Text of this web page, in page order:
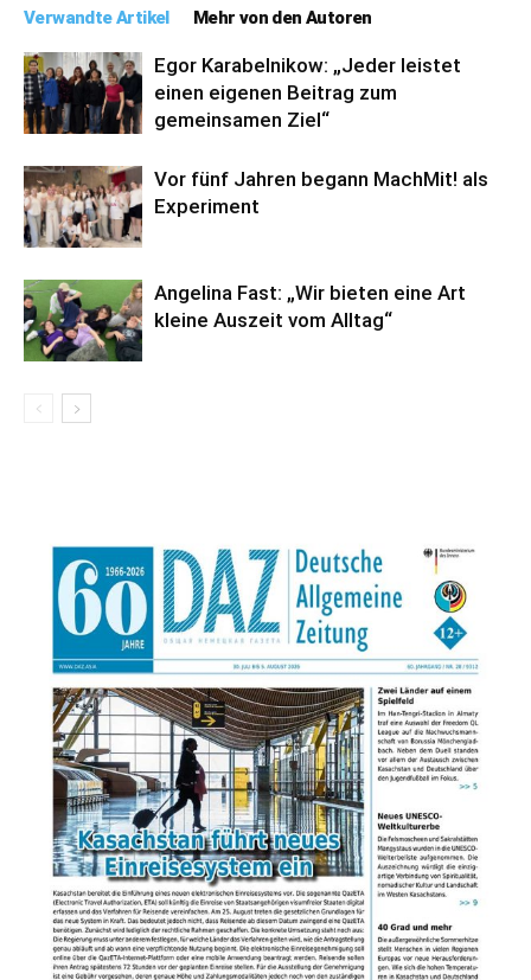
Verwandte Artikel Mehr von den Autoren
Egor Karabelnikow: „Jeder leistet
einen eigenen Beitrag zum
gemeinsamen Ziel“
Vor fünf Jahren begann MachMit! als
Experiment
Angelina Fast: „Wir bieten eine Art
kleine Auszeit vom Alltag“